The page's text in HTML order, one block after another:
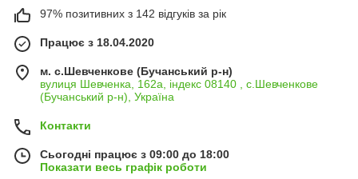
97% позитивних з 142 відгуків за рік
Працює з 18.04.2020
м. с.Шевченкове (Бучанський р-н)
вулиця Шевченка, 162а, індекс 08140 , с.Шевченкове
(Бучанський р-н), Україна
Контакти
Сьогодні працює з 09:00 до 18:00
Показати весь графік роботи